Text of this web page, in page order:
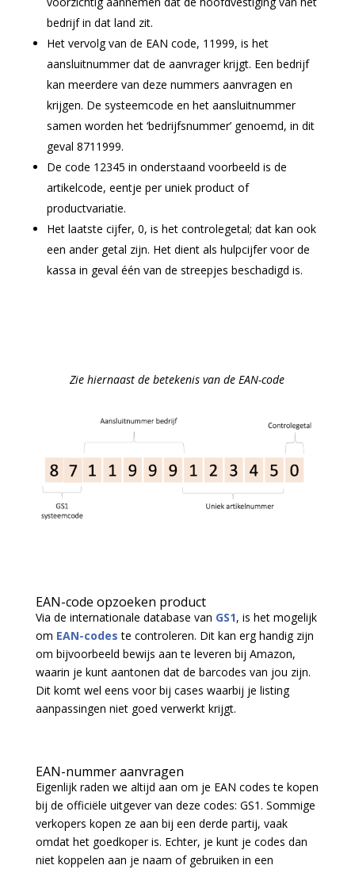
bedrijf in dat land zit.
Het vervolg van de EAN code, 11999, is het
aansluitnummer dat de aanvrager krijgt. Een bedrijf
kan meerdere van deze nummers aanvragen en
krijgen. De systeemcode en het aansluitnummer
samen worden het ‘bedrijfsnummer’ genoemd, in dit
geval 8711999.
De code 12345 in onderstaand voorbeeld is de
artikelcode, eentje per uniek product of
productvariatie.
Het laatste cijfer, 0, is het controlegetal; dat kan ook
een ander getal zijn. Het dient als hulpcijfer voor de
kassa in geval één van de streepjes beschadigd is.
Zie hiernaast de betekenis van de EAN-code
EAN-code opzoeken product
Via de internationale database van GS1, is het mogelijk
om EAN-codes te controleren. Dit kan erg handig zijn
om bijvoorbeeld bewijs aan te leveren bij Amazon,
waarin je kunt aantonen dat de barcodes van jou zijn.
Dit komt wel eens voor bij cases waarbij je listing
aanpassingen niet goed verwerkt krijgt.
EAN-nummer aanvragen
Eigenlijk raden we altijd aan om je EAN codes te kopen
bij de officiële uitgever van deze codes: GS1. Sommige
verkopers kopen ze aan bij een derde partij, vaak
omdat het goedkoper is. Echter, je kunt je codes dan
niet koppelen aan je naam of gebruiken in een